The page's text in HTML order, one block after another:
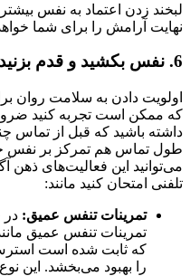
لبخند زدن اعتماد به نفس
نهایت آرامش را برای شما
6. نفس بکشید و قدم بزنید
اولویت دادن به سلامت روان
که ممکن است تجربه کنید
داشته باشید که قبل از تماس
طول تماس هم تمرکز بر نفس
می‌توانید این فعالیت‌های ذهن
تلفنی امتحان کنید مانند:
تمرینات تنفس عمیق: در
تمرینات تنفس عمیق
که ثابت شده است